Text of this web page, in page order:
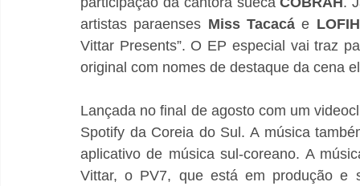
artistas paraenses Miss Tacacá e
Vittar Presents”. O EP especial vai traz
original com nomes de destaque da cena
Lançada no final de agosto com um
Spotify da Coreia do Sul. A música
aplicativo de música sul-coreano. A
Vittar, o PV7, que está em produção e